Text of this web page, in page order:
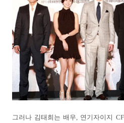
그러나 김태희는 배우, 연기자이지